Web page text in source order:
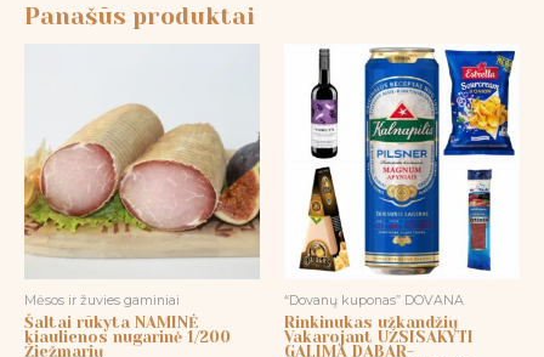
Panašūs produktai
Mėsos ir žuvies gaminiai
Šaltai rūkyta NAMINĖ
kiaulienos nugarinė 1/200
Žiežmarių
“Dovanų kuponas” DOVANA
Rinkinukas užkandžių
Vakarojant UŽSISAKYTI
GALIMA DABAR-